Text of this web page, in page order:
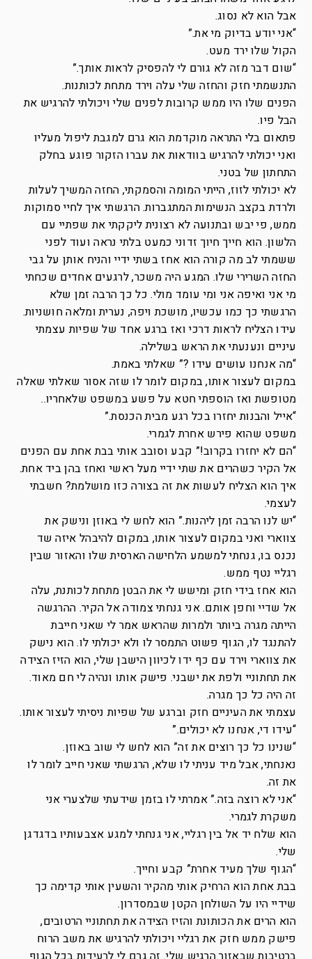
אבל הוא לא נסוג.
“אני יודע בדיוק מי את.”
הקול שלו ירד מעט.
“שום דבר מזה לא גורם לי להפסיק לראות אותך.”
התנשמתי חזק והחזה שלי עלה וירד מתחת לכותנות.
הפנים שלו היו ממש קרובות לפנים שלי ויכולתי להרגיש את
הבל פיו.
פתאום בלי התראה מוקדמת הוא גרם למגבת ליפול מעליו
ואני יכולתי להרגיש בוודאות את עברו הזקור פוגע בחלק
התחתון של בטני.
לא יכולתי לזוז, הייתי המומה והסמקתי, החזה המשיך לעלות
ולרדת בקצב הנשימות המתגברות. הרגשתי איך לחיי סמוקות
ממש, פי יבש ובתנועה לא רצונית ליקקתי את שפתיי עם
הלשון. הוא חייך חיוך זדוני כמעט בלתי נראה ועוד לפני
ששמתי לב מה קורה הוא אחז בשתי ידיי והניח אותן על גבי
החזה השרירי שלו. המגע היה משכר, לרגעים אחדים שכחתי
מי אני ואיפה אני ומי עומד מולי. כל כך הרבה זמן שלא
הרגשתי כך כמו עכשיו, מושכת ויפה, נערית ומלאה חושניות.
עידו הצליח לראות דרכי ואז ברגע אחד של שפיות עצמתי
עיניים ונענעתי את הראש בשלילה.
“מה אנחנו עושים עידו ?” שאלתי באמת.
במקום לעצור אותו, במקום לומר לו שזה אסור שאלתי שאלה
מטופשת ואז הוספתי חטא על פשע במשפט שלאחריו..
“אייל והבנות יחזרו בכל רגע מבית הכנסת.”
משפט שהוא פירש אחרת לגמרי.
“הם לא יחזרו בקרוב!” קבע וסובב אותי בבת אחת עם הפנים
אל הקיר כשהרים את שתי ידיי מעל ראשי ואחז בהן ביד אחת.
איך הוא הצליח לעשות את זה בצורה כזו מושלמת? חשבתי
לעצמי.
“יש לנו הרבה זמן ליהנות.” הוא לחש לי באוזן ונישק את
צווארי ואני במקום לעצור אותו, במקום להיבהל איזה שד
נכנס בו, גנחתי למשמע הלחישה הארסית שלו והאזור שבין
רגליי נטף ממש.
הוא אחז בידי חזק ומישש לי את הבטן מתחת לכותנת, עלה
אל שדיי וחפן אותם. אני גנחתי צמודה אל הקיר. ההרגשה
הייתה מגרה ביותר ולמרות שהראש אמר לי שאני חייבת
להתנגד לו, הגוף פשוט התמסר לו ולא יכולתי לו. הוא נישק
את צווארי וירד עם כף ידו לכיוון הישבן שלי, הוא הזיז הצידה
את תחתוניי ולפת את ישבני. פישק אותו ונהיה לי חם מאוד.
זה היה כל כך מגרה.
עצמתי את העיניים חזק וברגע של שפיות ניסיתי לעצור אותו.
“עידו די, אנחנו לא יכולים.”
“שנינו כל כך רוצים את זה” הוא לחש לי שוב באוזן.
נאנחתי, אבל מיד עניתי לו שלא, הרגשתי שאני חייב לומר לו
את זה.
“אני לא רוצה בזה.” אמרתי לו בזמן שידעתי שלצערי אני
משקרת לגמרי.
הוא שלח יד אל בין רגליי, אני גנחתי למגע אצבעותיו בדגדגן
שלי.
“הגוף שלך מעיד אחרת” קבע וחייך.
בבת אחת הוא הרחיק אותי מהקיר והשעין אותי קדימה כך
שידיי היו על השולחן הקטן שבמסדרון.
הוא הרים את הכותונת והזיז הצידה את תחתוניי הרטובים,
פישק ממש חזק את רגליי ויכולתי להרגיש את משב הרוח